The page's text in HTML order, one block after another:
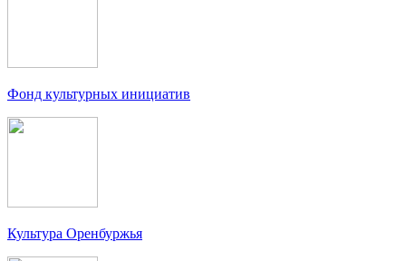
Фонд культурных инициатив
Культура Оренбуржья